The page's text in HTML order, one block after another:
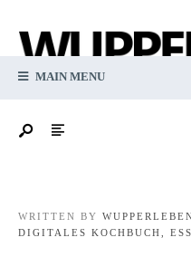
MAIN MENU
WRITTEN BY
DIGITALES KOCHBUCH,